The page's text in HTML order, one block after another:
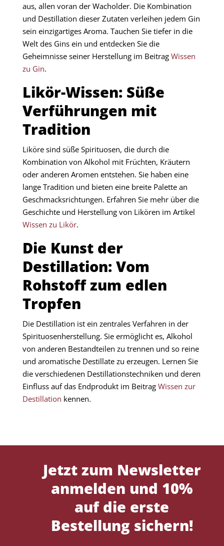
aus, allen voran der Wacholder. Die Kombination
und Destillation dieser Zutaten verleihen jedem Gin
sein einzigartiges Aroma. Tauchen Sie tiefer in die
Welt des Gins ein und entdecken Sie die
Geheimnisse seiner Herstellung im Beitrag Wissen
zu Gin.​
Likör-Wissen: Süße
Verführungen mit
Tradition
Liköre sind süße Spirituosen, die durch die
Kombination von Alkohol mit Früchten, Kräutern
oder anderen Aromen entstehen. Sie haben eine
lange Tradition und bieten eine breite Palette an
Geschmacksrichtungen. Erfahren Sie mehr über die
Geschichte und Herstellung von Likören im Artikel
Wissen zu Likör.​
Die Kunst der
Destillation: Vom
Rohstoff zum edlen
Tropfen
Die Destillation ist ein zentrales Verfahren in der
Spirituosenherstellung. Sie ermöglicht es, Alkohol
von anderen Bestandteilen zu trennen und so reine
und aromatische Destillate zu erzeugen. Lernen Sie
die verschiedenen Destillationstechniken und deren
Einfluss auf das Endprodukt im Beitrag Wissen zur
Destillation kennen.
Jetzt zum Newsletter
anmelden und 10%
auf die erste
Bestellung sichern!